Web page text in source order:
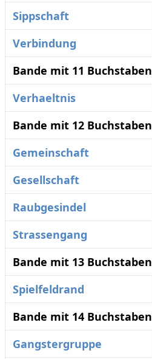
Sippschaft
Verbindung
Bande mit 11 Buchstaben
Verhaeltnis
Bande mit 12 Buchstaben
Gemeinschaft
Gesellschaft
Raubgesindel
Strassengang
Bande mit 13 Buchstaben
Spielfeldrand
Bande mit 14 Buchstaben
Gangstergruppe